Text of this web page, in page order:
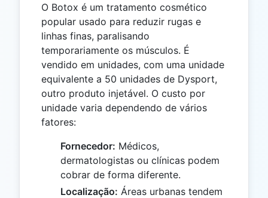
O Botox é um tratamento cosmético
popular usado para reduzir rugas e
linhas finas, paralisando
temporariamente os músculos. É
vendido em unidades, com uma unidade
equivalente a 50 unidades de Dysport,
outro produto injetável. O custo por
unidade varia dependendo de vários
fatores:
Fornecedor: Médicos,
dermatologistas ou clínicas podem
cobrar de forma diferente.
Localização: Áreas urbanas tendem